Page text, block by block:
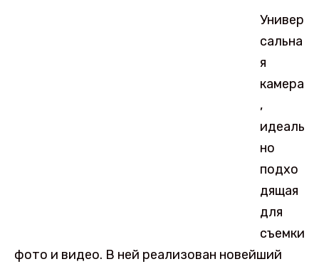
Универ
сальна
я
камера
,
идеаль
но
подхо
дящая
для
съемки
фото и видео. В ней реализован новейший